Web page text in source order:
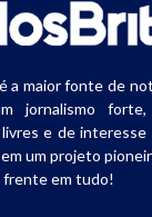
a maior fonte de
jornalismo forte,
e de interesse
um projeto
frente em tudo!